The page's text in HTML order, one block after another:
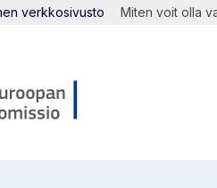
verkkosivusto Miten voit olla